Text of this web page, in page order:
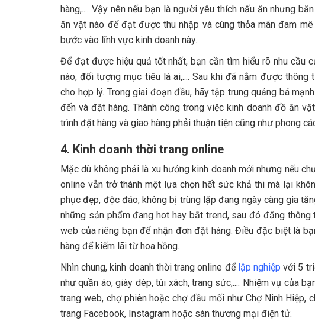
hàng,.... Vậy nên nếu bạn là người yêu thích nấu ăn nhưng
ăn vặt nào để đạt được thu nhập và cùng thỏa mãn đam
bước vào lĩnh vực kinh doanh này.
Để đạt được hiệu quả tốt nhất, bạn cần tìm hiểu rõ nhu cầu
nào, đối tượng mục tiêu là ai,.... Sau khi đã nắm được
cho hợp lý. Trong giai đoạn đầu, hãy tập trung quảng bá
đến và đặt hàng. Thành công trong việc kinh doanh đồ ăn
trình đặt hàng và giao hàng phải thuận tiện cũng như phong
4. Kinh doanh thời trang online
Mặc dù không phải là xu hướng kinh doanh mới nhưng nếu
online vẫn trở thành một lựa chọn hết sức khả thi mà lại
phục đẹp, độc đáo, không bị trùng lặp đang ngày càng gia
những sản phẩm đang hot hay bắt trend, sau đó đăng
web của riêng bạn để nhận đơn đặt hàng. Điều đặc biệt là
hàng để kiếm lãi từ hoa hồng.
Nhìn chung, kinh doanh thời trang online để lập nghiệp với 5
như quần áo, giày dép, túi xách, trang sức,.... Nhiệm vụ của
trang web, chợ phiên hoặc chợ đầu mối như Chợ Ninh Hiệp,
trang Facebook, Instagram hoặc sàn thương mại điện tử.